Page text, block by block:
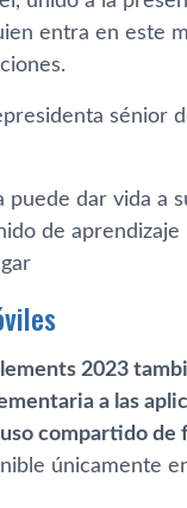
entra en este
sénior
dar vida a
de
2023
a las
compartido de
únicamente